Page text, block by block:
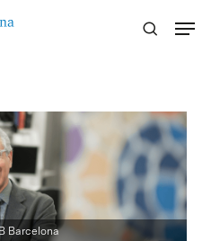
Barcelona